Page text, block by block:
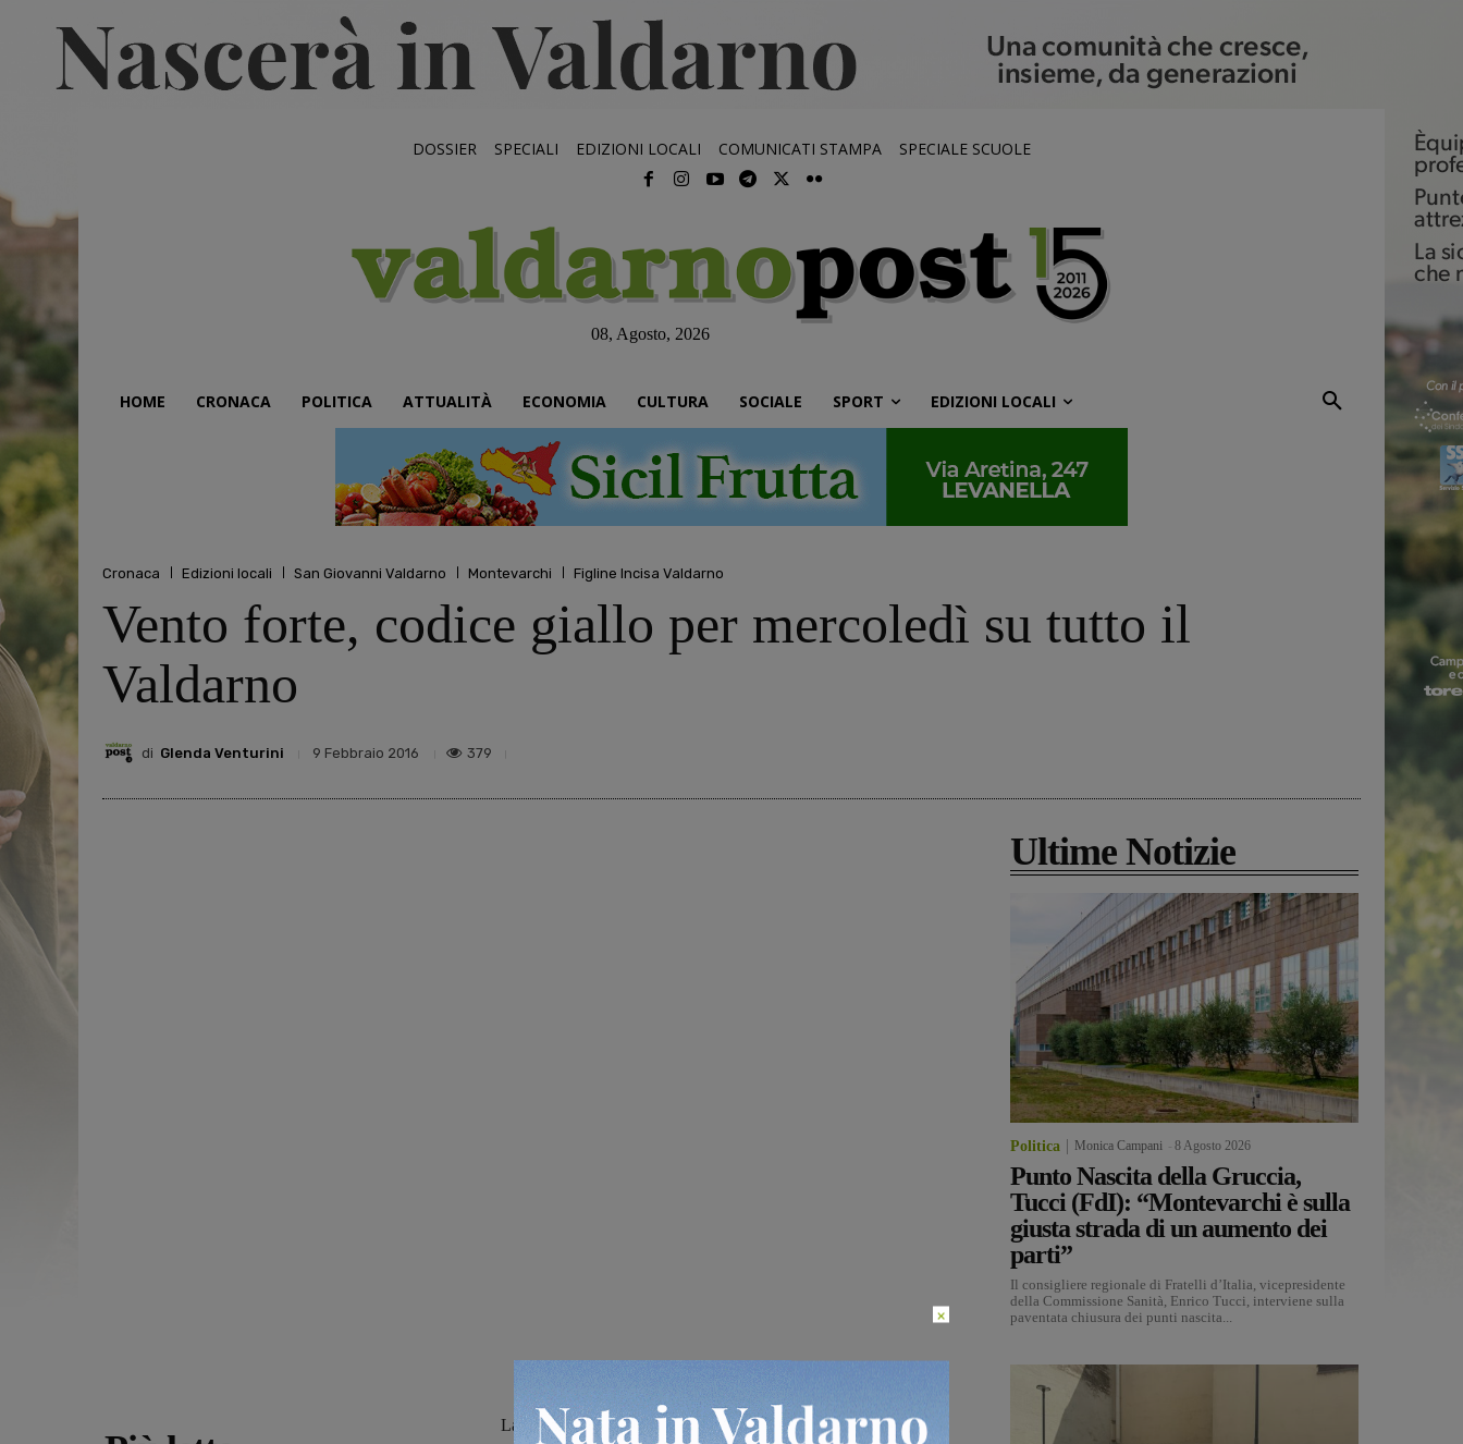
DOSSIER SPECIALI EDIZIONI LOCALI COMUNICATI STAMPA SPECIALE SCUOLE
08, Agosto, 2026
HOME CRONACA POLITICA ATTUALITÀ ECONOMIA CULTURA SOCIALE SPORT EDIZIONI LOCALI
Cronaca Edizioni locali San Giovanni Valdarno Montevarchi Figline Incisa Valdarno
Vento forte, codice giallo per mercoledì su tutto il
Valdarno
di Glenda Venturini 9 Febbraio 2016 379
La Protezione Civile regionale ha emesso il codice giallo che sarà
Ultime Notizie
Politica Monica Campani 8 Agosto 2026
Punto Nascita della Gruccia,
Tucci (FdI): “Montevarchi è sulla
giusta strada di un aumento dei
parti”
Il consigliere regionale di Fratelli d’Italia, vicepresidente
della Commissione Sanità, Enrico Tucci, interviene sulla
paventata chiusura dei punti nascita...
×